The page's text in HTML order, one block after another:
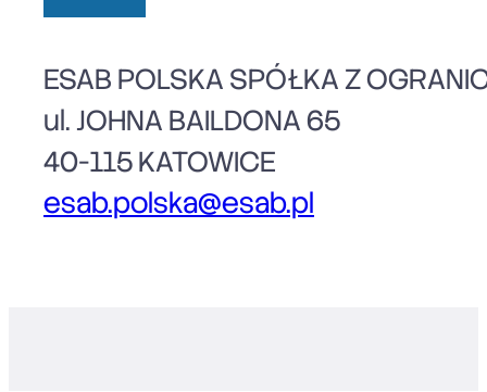
ESAB POLSKA SPÓŁKA Z
ul. JOHNA BAILDONA 65
40-115 KATOWICE
esab.polska@esab.pl